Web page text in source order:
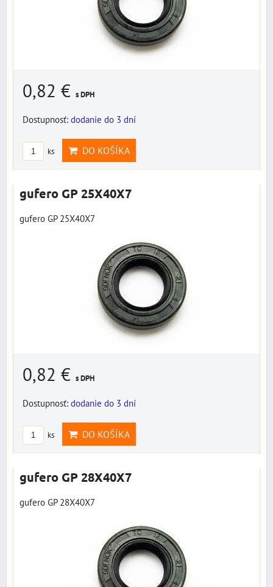
0,82 € s DPH
Dostupnosť: dodanie do 3 dní
ks DO KOŠÍKA
gufero GP 25X40X7
gufero GP 25X40X7
0,82 € s DPH
Dostupnosť: dodanie do 3 dní
ks DO KOŠÍKA
gufero GP 28X40X7
gufero GP 28X40X7